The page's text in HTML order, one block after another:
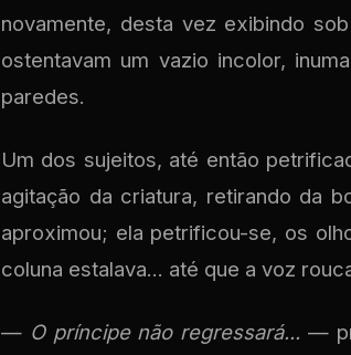
novamente, desta vez exibindo
ostentavam um vazio incolor,
paredes.
Um dos sujeitos, até então
agitação da criatura, retirando da
aproximou; ela petrificou-se, os
coluna estalava... até que a voz
— O príncipe não regressará... —